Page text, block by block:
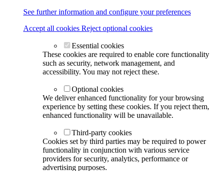
See further information and configure your preferences
Accept all cookies Reject optional cookies
Essential cookies
These cookies are required to enable core functionality
such as security, network management, and
accessibility. You may not reject these.
Optional cookies
We deliver enhanced functionality for your browsing
experience by setting these cookies. If you reject them,
enhanced functionality will be unavailable.
Third-party cookies
Cookies set by third parties may be required to power
functionality in conjunction with various service
providers for security, analytics, performance or
advertising purposes.